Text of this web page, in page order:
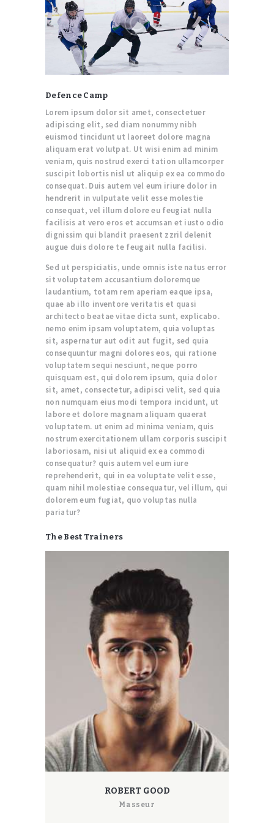
Defence Camp
Lorem ipsum dolor sit amet, consectetuer
adipiscing elit, sed diam nonummy nibh
euismod tincidunt ut laoreet dolore magna
aliquam erat volutpat. Ut wisi enim ad minim
veniam, quis nostrud exerci tation ullamcorper
suscipit lobortis nisl ut aliquip ex ea commodo
consequat. Duis autem vel eum iriure dolor in
hendrerit in vulputate velit esse molestie
consequat, vel illum dolore eu feugiat nulla
facilisis at vero eros et accumsan et iusto odio
dignissim qui blandit praesent zzril delenit
augue duis dolore te feugait nulla facilisi.
Sed ut perspiciatis, unde omnis iste natus error
sit voluptatem accusantium doloremque
laudantium, totam rem aperiam eaque ipsa,
quae ab illo inventore veritatis et quasi
architecto beatae vitae dicta sunt, explicabo.
nemo enim ipsam voluptatem, quia voluptas
sit, aspernatur aut odit aut fugit, sed quia
consequuntur magni dolores eos, qui ratione
voluptatem sequi nesciunt, neque porro
quisquam est, qui dolorem ipsum, quia dolor
sit, amet, consectetur, adipisci velit, sed quia
non numquam eius modi tempora incidunt, ut
labore et dolore magnam aliquam quaerat
voluptatem. ut enim ad minima veniam, quis
nostrum exercitationem ullam corporis suscipit
laboriosam, nisi ut aliquid ex ea commodi
consequatur? quis autem vel eum iure
reprehenderit, qui in ea voluptate velit esse,
quam nihil molestiae consequatur, vel illum, qui
dolorem eum fugiat, quo voluptas nulla
pariatur?
The Best Trainers
ROBERT GOOD
Masseur